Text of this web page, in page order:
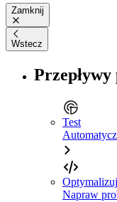
Zamknij
Wstecz
Test
Optymalizuj
Napraw